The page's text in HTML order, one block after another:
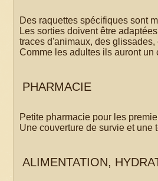
Des raquettes spécifiques sont
Les sorties doivent être
traces d'animaux, des
Comme les adultes ils auront un
PHARMACIE
Petite pharmacie pour les
Une couverture de survie et une
ALIMENTATION,